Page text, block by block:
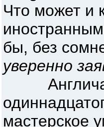
Что может и
бы, без
уверенно
мастерское